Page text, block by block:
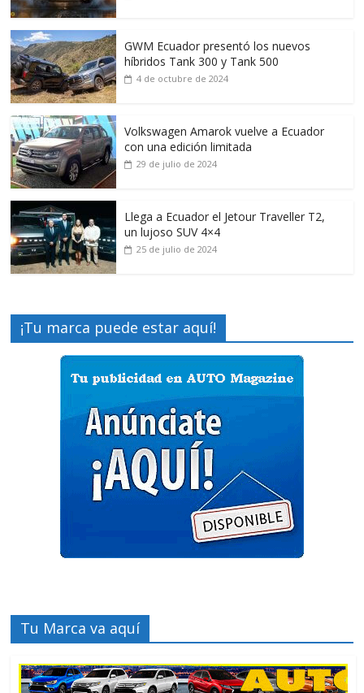
GWM Ecuador presentó los nuevos
híbridos Tank 300 y Tank 500
4 de octubre de 2024
Volkswagen Amarok vuelve a Ecuador
con una edición limitada
29 de julio de 2024
Llega a Ecuador el Jetour Traveller T2,
un lujoso SUV 4×4
25 de julio de 2024
¡Tu marca puede estar aquí!
Tu Marca va aquí